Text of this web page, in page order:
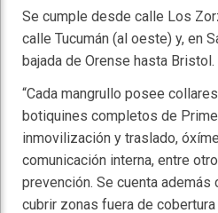
Se cumple desde calle Los
calle Tucumán (al oeste) y, en
bajada de Orense hasta Bristol.
“Cada mangrullo posee
botiquines completos de
inmovilización y traslado,
comunicación interna, entre
prevención. Se cuenta además
cubrir zonas fuera de